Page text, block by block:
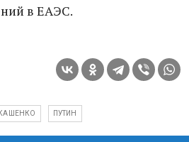
в ЕАЭС.
ПУТИН